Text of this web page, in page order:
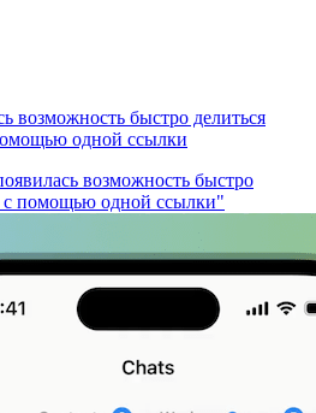
возможность быстро делиться
одной ссылки
возможность быстро
с помощью одной ссылки"